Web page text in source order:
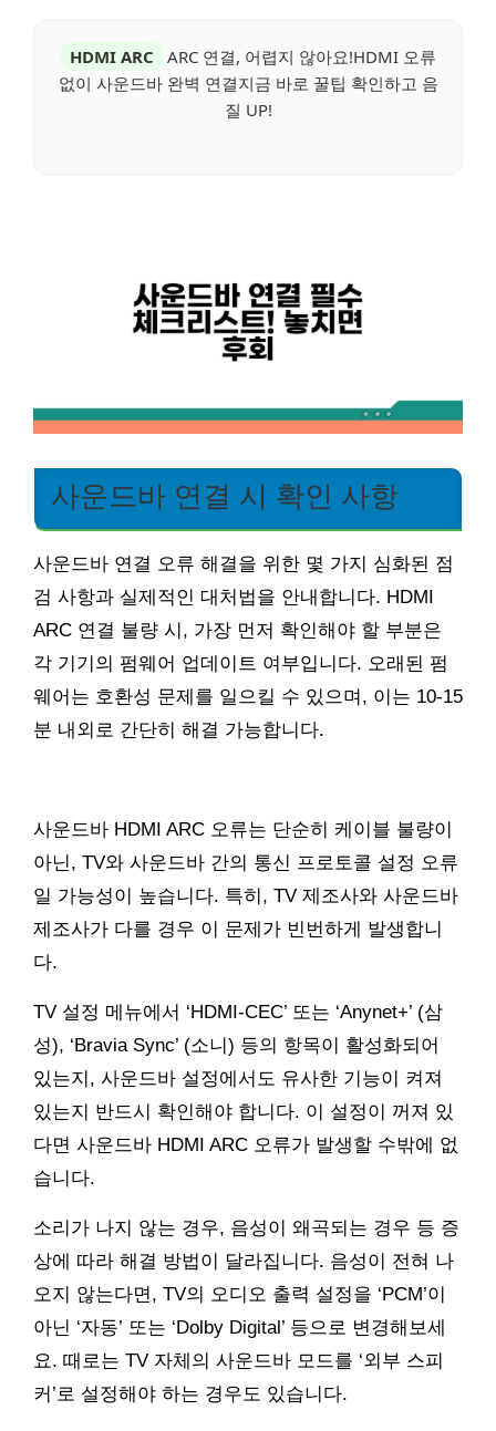
HDMI ARC
ARC 연결, 어렵지 않아요!HDMI 오류
없이 사운드바 완벽 연결지금 바로 꿀팁 확인하고 음
질 UP!
사운드바 연결 시 확인 사항
사운드바 연결 오류 해결을 위한 몇 가지 심화된 점
검 사항과 실제적인 대처법을 안내합니다. HDMI
ARC 연결 불량 시, 가장 먼저 확인해야 할 부분은
각 기기의 펌웨어 업데이트 여부입니다. 오래된 펌
웨어는 호환성 문제를 일으킬 수 있으며, 이는 10-15
분 내외로 간단히 해결 가능합니다.
사운드바 HDMI ARC 오류는 단순히 케이블 불량이
아닌, TV와 사운드바 간의 통신 프로토콜 설정 오류
일 가능성이 높습니다. 특히, TV 제조사와 사운드바
제조사가 다를 경우 이 문제가 빈번하게 발생합니
다.
TV 설정 메뉴에서 ‘HDMI-CEC’ 또는 ‘Anynet+’ (삼
성), ‘Bravia Sync’ (소니) 등의 항목이 활성화되어
있는지, 사운드바 설정에서도 유사한 기능이 켜져
있는지 반드시 확인해야 합니다. 이 설정이 꺼져 있
다면 사운드바 HDMI ARC 오류가 발생할 수밖에 없
습니다.
소리가 나지 않는 경우, 음성이 왜곡되는 경우 등 증
상에 따라 해결 방법이 달라집니다. 음성이 전혀 나
오지 않는다면, TV의 오디오 출력 설정을 ‘PCM’이
아닌 ‘자동’ 또는 ‘Dolby Digital’ 등으로 변경해보세
요. 때로는 TV 자체의 사운드바 모드를 ‘외부 스피
커’로 설정해야 하는 경우도 있습니다.